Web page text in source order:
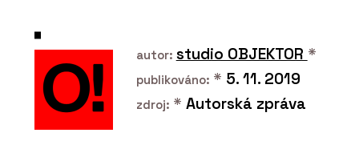
autor: studio OBJEKTOR *
publikováno: * 5. 11. 2019
zdroj: * Autorská zpráva